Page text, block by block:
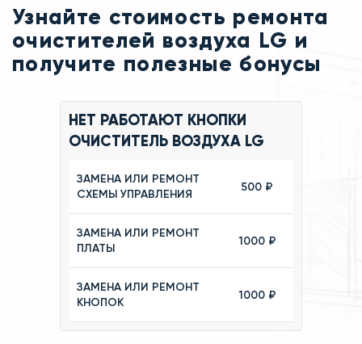
Узнайте стоимость ремонта
очистителей воздуха LG и
получите полезные бонусы
НЕТ РАБОТАЮТ КНОПКИ
ОЧИСТИТЕЛЬ ВОЗДУХА LG
ЗАМЕНА ИЛИ РЕМОНТ
СХЕМЫ УПРАВЛЕНИЯ
500 ₽
ЗАМЕНА ИЛИ РЕМОНТ
ПЛАТЫ
1000 ₽
ЗАМЕНА ИЛИ РЕМОНТ
КНОПОК
1000 ₽